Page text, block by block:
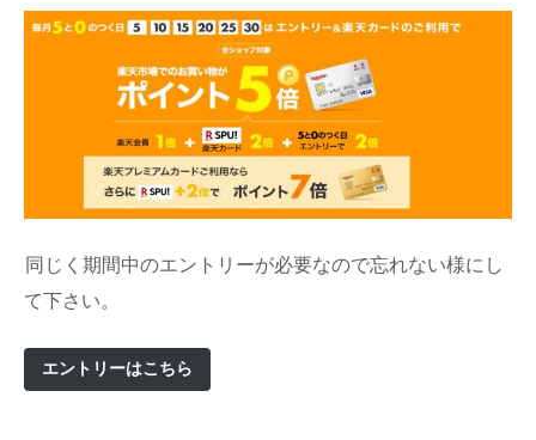
同じく期間中のエントリーが必要なので忘れない様にし
て下さい。
エントリーはこちら